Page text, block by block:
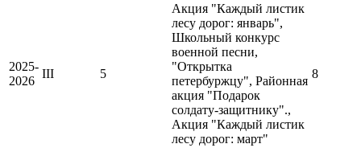
2025-
2026
III 5
Акция "Каждый листик
лесу дорог: январь",
Школьный конкурс
военной песни,
"Открытка
петербуржцу", Районная
акция "Подарок
солдату-защитнику".,
Акция "Каждый листик
лесу дорог: март"
8